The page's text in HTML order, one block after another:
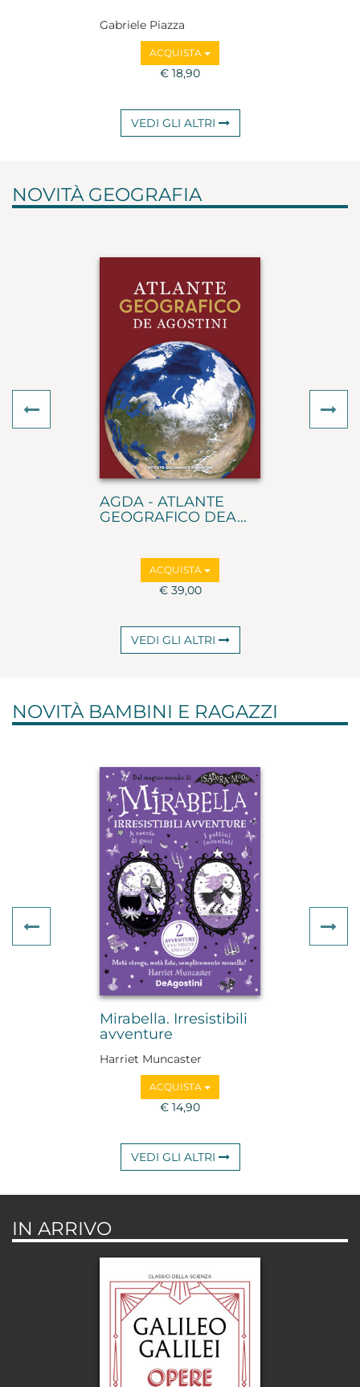
Gabriele Piazza
ACQUISTA
€ 18,90
VEDI GLI ALTRI
NOVITÀ GEOGRAFIA
AGDA - ATLANTE
GEOGRAFICO DEA...
ACQUISTA
€ 39,00
Previous
VEDI GLI ALTRI
NOVITÀ BAMBINI E RAGAZZI
Mirabella. Irresistibili
avventure
Harriet Muncaster
ACQUISTA
€ 14,90
Previous
VEDI GLI ALTRI
IN ARRIVO